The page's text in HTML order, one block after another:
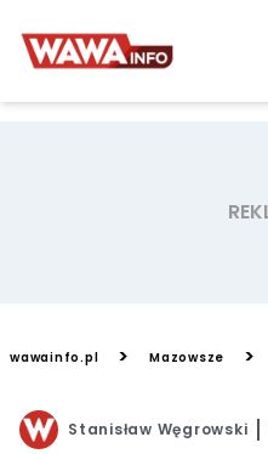
wawainfo.pl > Mazowsze >
Stanisław Węgrowski